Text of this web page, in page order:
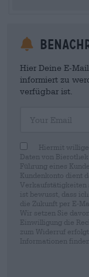
Hier Deine E-
informiert zu
verfügbar ist.
Hiermit willige
Daten von
Führung eines
Kundenkonto dient
Verkaufstätigkeiten
ist bewusst, dass
die Zukunft per E-
Wir setzen Sie
Einwilligung die
zum Widerruf
Informationen